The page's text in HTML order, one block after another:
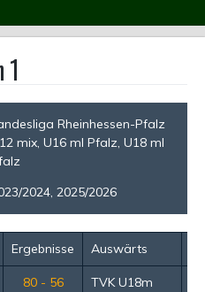
Rheinhessen-Pfalz
mix, U16 ml Pfalz, U18 ml
2024, 2025/2026
Ergebnisse Auswärts
80 - 56 TVK U18m